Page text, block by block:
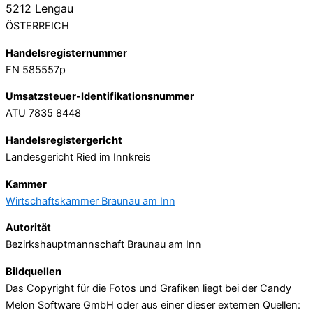
5212 Lengau
ÖSTERREICH
Handelsregisternummer
FN 585557p
Umsatzsteuer-Identifikationsnummer
ATU 7835 8448
Handelsregistergericht
Landesgericht Ried im Innkreis
Kammer
Wirtschaftskammer Braunau am Inn
Autorität
Bezirkshauptmannschaft Braunau am Inn
Bildquellen
Das Copyright für die Fotos und Grafiken liegt bei der Candy
Melon Software GmbH oder aus einer dieser externen Quellen: